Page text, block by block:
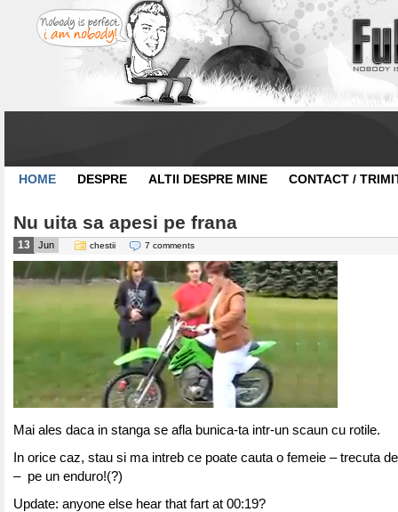
HOME DESPRE ALTII DESPRE MINE CONTACT /
Nu uita sa apesi pe frana
13 Jun chestii 7 comments
Mai ales daca in stanga se afla bunica-ta intr-un scaun cu rotile.
In orice caz, stau si ma intreb ce poate cauta o femeie – trecuta
– pe un enduro!(?)
Update: anyone else hear that fart at 00:19?